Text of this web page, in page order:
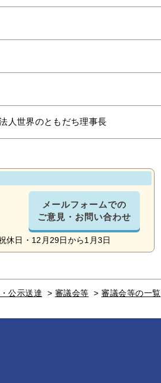
人世界のともだち理事長
メールフォームでの
ご意見・お問い合わせ
休日・12月29日から1月3日
公示送達 > 審議会等 > 審議会等の一覧